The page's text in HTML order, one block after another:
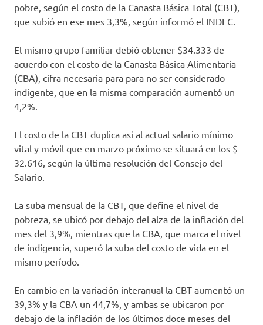
pobre, según el costo de la Canasta Básica Total (CBT),
que subió en ese mes 3,3%, según informó el INDEC.
El mismo grupo familiar debió obtener $34.333 de
acuerdo con el costo de la Canasta Básica Alimentaria
(CBA), cifra necesaria para para no ser considerado
indigente, que en la misma comparación aumentó un
4,2%.
El costo de la CBT duplica así al actual salario mínimo
vital y móvil que en marzo próximo se situará en los $
32.616, según la última resolución del Consejo del
Salario.
La suba mensual de la CBT, que define el nivel de
pobreza, se ubicó por debajo del alza de la inflación del
mes del 3,9%, mientras que la CBA, que marca el nivel
de indigencia, superó la suba del costo de vida en el
mismo período.
En cambio en la variación interanual la CBT aumentó un
39,3% y la CBA un 44,7%, y ambas se ubicaron por
debajo de la inflación de los últimos doce meses del